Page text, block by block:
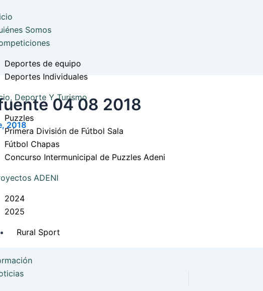
Somos
Deportes de equipo
Deportes Individuales
Deporte Y Turismo
Puzzles
Primera División de Fútbol Sala
Fútbol Chapas
Concurso Intermunicipal de Puzzles Adeni
ADENI
2024
2025
Rural Sport
04 08 2018
2018